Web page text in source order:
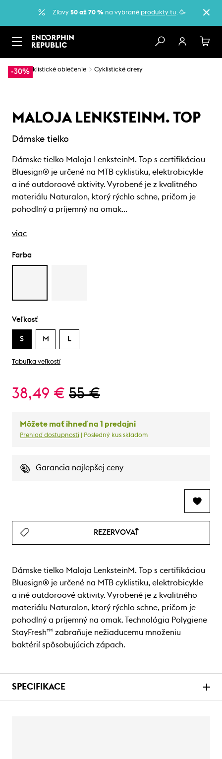
Zľavy 50 až 70 %na vybrané produkty tu. 🥳
-30%
… Cyklistické oblečenie Cyklistické dresy
MALOJA LENKSTEINM. TOP
Dámske tielko
Dámske tielko Maloja LenksteinM. Top s certifikáciou
Bluesign® je určené na MTB cyklistiku, elektrobicykle
a iné outdoroové aktivity. Vyrobené je z kvalitného
materiálu Naturalon, ktorý rýchlo schne, pričom je
pohodlný a príjemný na omak…
viac
Farba
Veľkosť
S M L
Tabuľka veľkostí
38,49 € 55 €
Môžete mať ihneď na 1 predajni
Prehlaď dostupnosti | Posledný kus skladom
Garancia najlepšej ceny
REZERVOVAŤ
Dámske tielko Maloja LenksteinM. Top s certifikáciou
Bluesign® je určené na MTB cyklistiku, elektrobicykle
a iné outdoroové aktivity. Vyrobené je z kvalitného
materiálu Naturalon, ktorý rýchlo schne, pričom je
pohodlný a príjemný na omak. Technológia Polygiene
StayFresh™ zabraňuje nežiaducemu množeniu
baktérií spôsobujúcich zápach.
SPECIFIKACE